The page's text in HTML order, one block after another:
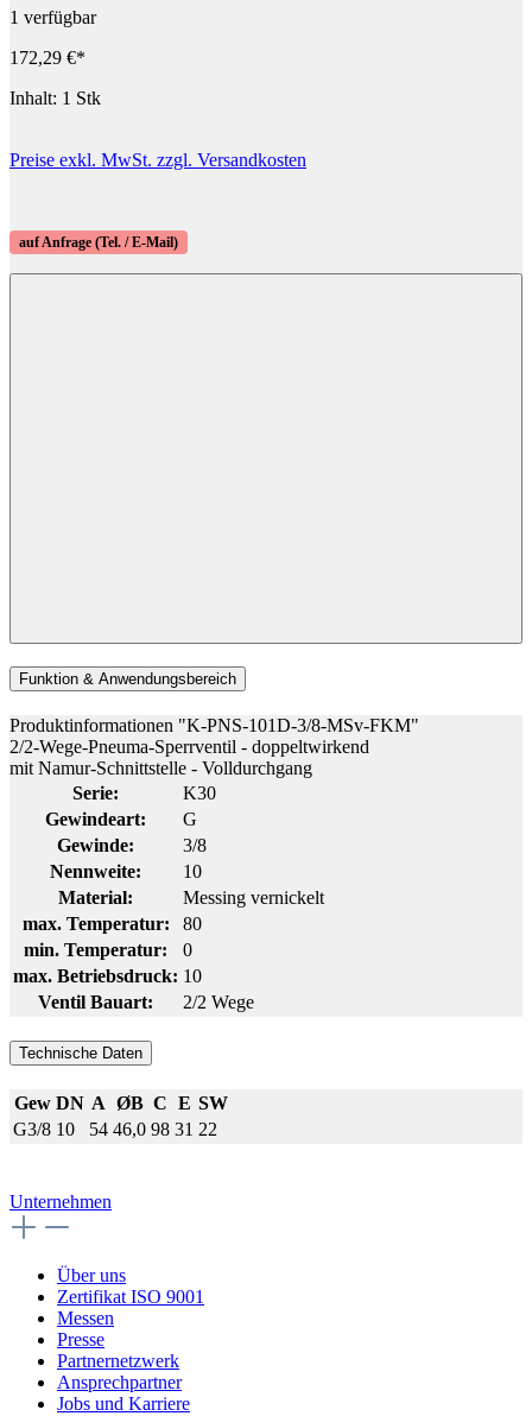
1 verfügbar
172,29 €*
Inhalt: 1 Stk
Preise exkl. MwSt. zzgl. Versandkosten
auf Anfrage (Tel. / E-Mail)
Funktion & Anwendungsbereich
Produktinformationen "K-PNS-101D-3/8-MSv-FKM"
2/2-Wege-Pneuma-Sperrventil - doppeltwirkend
mit Namur-Schnittstelle - Volldurchgang
Serie:
K30
Gewindeart:
G
Gewinde:
3/8
Nennweite:
10
Material:
Messing vernickelt
max. Temperatur:
80
min. Temperatur:
0
max. Betriebsdruck: 10
Ventil Bauart:
2/2 Wege
Technische Daten
Gew DN A ØB C E SW
G3/8 10 54 46,0 98 31 22
Unternehmen
Über uns
Zertifikat ISO 9001
Messen
Presse
Partnernetzwerk
Ansprechpartner
Jobs und Karriere